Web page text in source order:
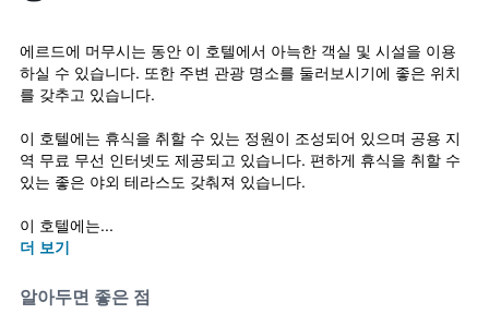
에르드에 머무시는 동안 이 호텔에서 아늑한 객실 및 시설을 이용
하실 수 있습니다. 또한 주변 관광 명소를 둘러보시기에 좋은 위치
를 갖추고 있습니다.
이 호텔에는 휴식을 취할 수 있는 정원이 조성되어 있으며 공용 지
역 무료 무선 인터넷도 제공되고 있습니다. 편하게 휴식을 취할 수
있는 좋은 야외 테라스도 갖춰져 있습니다.
이 호텔에는...
더 보기
알아두면 좋은 점